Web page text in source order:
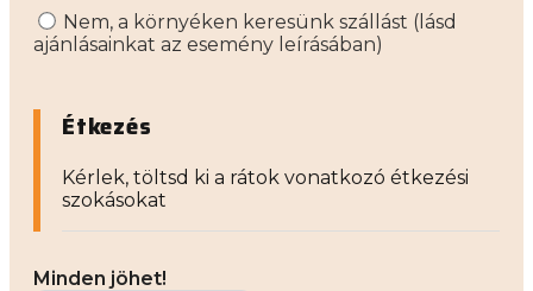
Nem, a környéken keresünk szállást (lásd
ajánlásainkat az esemény leírásában)
Étkezés
Kérlek, töltsd ki a rátok vonatkozó étkezési
szokásokat
Minden jöhet!